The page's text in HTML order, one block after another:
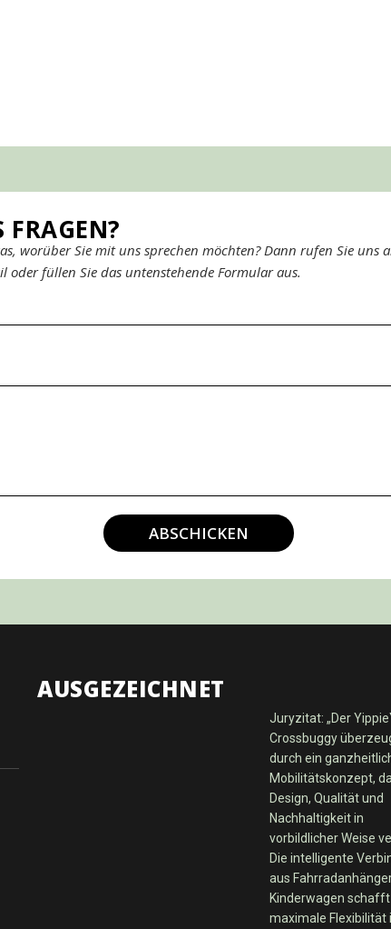
FRAGEN?
worüber Sie mit uns sprechen möchten? Dann rufen Sie uns
oder füllen Sie das untenstehende Formular aus.
ABSCHICKEN
AUSGEZEICHNET
Juryzitat: „Der
Crossbuggy
durch ein
Mobilitätskonzept,
Design, Qualität und
Nachhaltigkeit in
vorbildlicher Weise
Die intelligente
aus
Kinderwagen schafft
maximale Flexibilität